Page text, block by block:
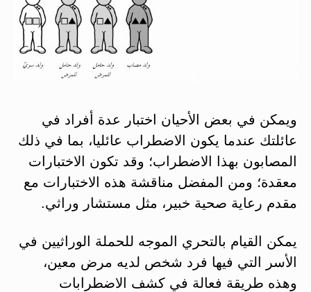
ويمكن في بعض الأحيان اختبار عدة أفراد في
عائلتك عندما يكون الاضطراب عائليا، بما في ذلك
المصابون بهذا الاضطراب؛ وقد تكون الاختبارات
معقدة؛ ومن المفضل مناقشة هذه الاختبارات مع
مقدم رعاية صحية خبير، مثل مستشار وراثي.
يمكن القيام بالتحري الموجه للحملة الوراثيين في
الأسر التي فيها فرد شخص لديه مرض معين،
وهذه طريقة فعالة في كشف الاضطرابات